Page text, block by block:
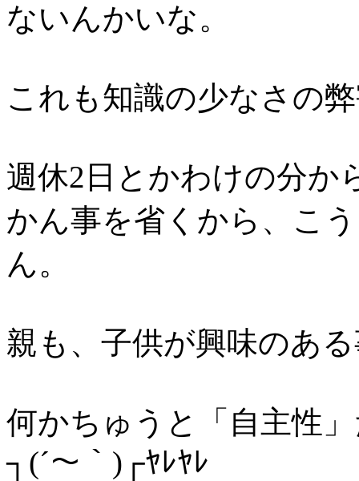
ないんかいな。
これも知識の少なさの
週休2日とかわけの分か
かん事を省くから、こ
ん。
親も、子供が興味のあ
何かちゅうと「自主性
┐(´～｀)┌ﾔﾚﾔﾚ